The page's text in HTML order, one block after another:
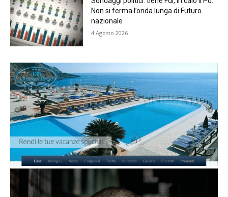
Non si ferma l’onda lunga di Futuro
nazionale
4 Agosto 2026